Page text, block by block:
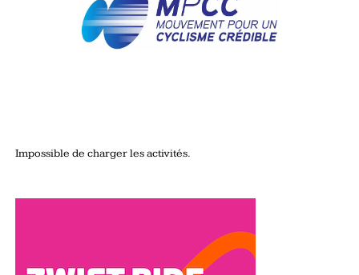
Impossible de charger les activités.